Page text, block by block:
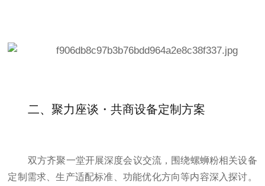
二、 聚力座谈・共商设备定制方案
双方齐聚一堂开展深度会议交流，围绕螺蛳粉相关设备
定制需求、生产适配标准、功能优化方向等内容深入探讨。